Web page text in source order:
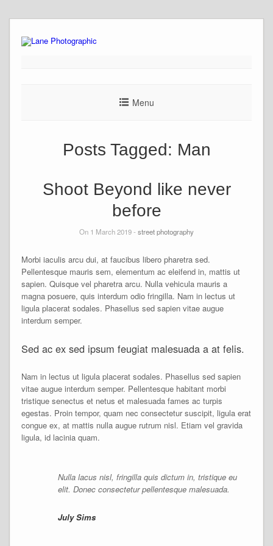
to
content
Menu
Posts Tagged: Man
Shoot Beyond like never
before
On 1 March 2019 - street photography
Morbi iaculis arcu dui, at faucibus libero pharetra sed.
Pellentesque mauris sem, elementum ac eleifend in, mattis ut
sapien. Quisque vel pharetra arcu. Nulla vehicula mauris a
magna posuere, quis interdum odio fringilla. Nam in lectus ut
ligula placerat sodales. Phasellus sed sapien vitae augue
interdum semper.
Sed ac ex sed ipsum feugiat malesuada a at felis.
Nam in lectus ut ligula placerat sodales. Phasellus sed sapien
vitae augue interdum semper. Pellentesque habitant morbi
tristique senectus et netus et malesuada fames ac turpis
egestas. Proin tempor, quam nec consectetur suscipit, ligula erat
congue ex, at mattis nulla augue rutrum nisl. Etiam vel gravida
ligula, id lacinia quam.
Nulla lacus nisl, fringilla quis dictum in, tristique eu
elit. Donec consectetur pellentesque malesuada.
July Sims